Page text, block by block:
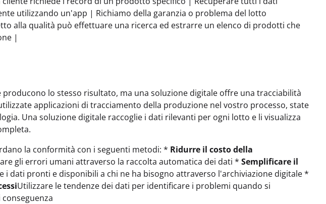
utilizzando un'app | Richiamo della garanzia o problema del lotto
alla qualità può effettuare una ricerca ed estrarre un elenco di prodotti che
|
lo stesso risultato, ma una soluzione digitale offre una tracciabilità
applicazioni di tracciamento della produzione nel vostro processo, state
Una soluzione digitale raccoglie i dati rilevanti per ogni lotto e li visualizza
la conformità con i seguenti metodi: * Ridurre il costo della
gli errori umani attraverso la raccolta automatica dei dati * Semplificare il
i dati pronti e disponibili a chi ne ha bisogno attraverso l'archiviazione digitale *
Utilizzare le tendenze dei dati per identificare i problemi quando si